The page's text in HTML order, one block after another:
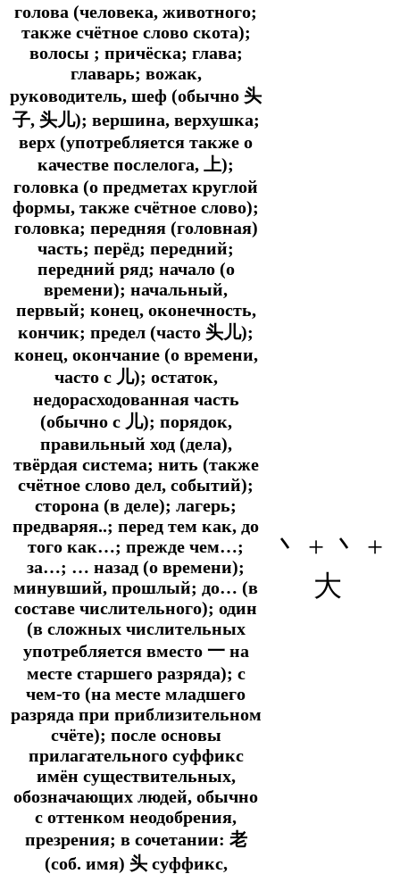
голова (человека, животного;
также счётное слово скота);
волосы ; причёска; глава;
главарь; вожак,
руководитель, шеф (обычно 头
子, 头儿); вершина, верхушка;
верх (употребляется также о
качестве послелога, 上);
головка (о предметах круглой
формы, также счётное слово);
головка; передняя (головная)
часть; перёд; передний;
передний ряд; начало (о
времени); начальный,
первый; конец, оконечность,
кончик; предел (часто 头儿);
конец, окончание (о времени,
часто с 儿); остаток,
недорасходованная часть
(обычно с 儿); порядок,
правильный ход (дела),
твёрдая система; нить (также
счётное слово дел, событий);
сторона (в деле); лагерь;
предваряя..; перед тем как, до
того как…; прежде чем…;
за…; … назад (о времени);
минувший, прошлый; до… (в
составе числительного); один
(в сложных числительных
употребляется вместо 一 на
месте старшего разряда); с
чем-то (на месте младшего
разряда при приблизительном
счёте); после основы
прилагательного суффикс
имён существительных,
обозначающих людей, обычно
с оттенком неодобрения,
презрения; в сочетании: 老
(соб. имя) 头 суффикс,
丶 + 丶 +
大